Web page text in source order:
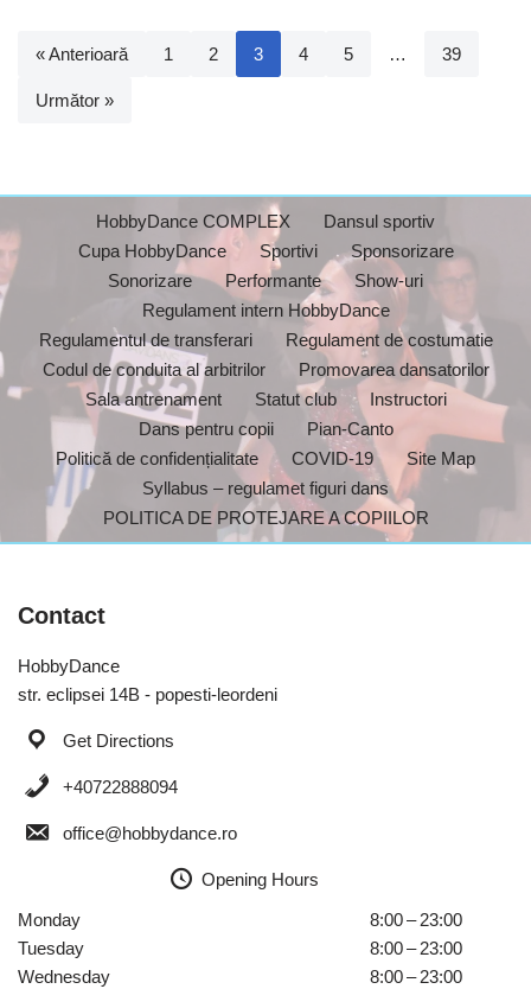
« Anterioară 1 2 3 4 5 … 39
Următor »
HobbyDance COMPLEX
Dansul sportiv
Cupa HobbyDance
Sportivi
Sponsorizare
Sonorizare
Performante
Show-uri
Regulament intern HobbyDance
Regulamentul de transferari
Regulament de costumatie
Codul de conduita al arbitrilor
Promovarea dansatorilor
Sala antrenament
Statut club
Instructori
Dans pentru copii
Pian-Canto
Politică de confidențialitate
COVID-19
Site Map
Syllabus – regulamet figuri dans
POLITICA DE PROTEJARE A COPIILOR
Contact
HobbyDance
str. eclipsei 14B - popesti-leordeni
Get Directions
+40722888094
office@hobbydance.ro
Opening Hours
Monday
8:00 – 23:00
Tuesday
8:00 – 23:00
Wednesday
8:00 – 23:00